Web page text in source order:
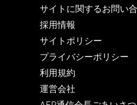
サイトに関するお問い
採用情報
サイトポリシー
プライバシーポリシー
利用規約
運営会社